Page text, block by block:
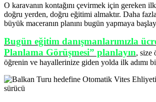
O karavanın kontağını çevirmek için gereken
doğru yerden, doğru eğitimi almaktır. Daha
büyük maceranın planını bugün yapmaya
Bugün eğitim danışmanlarımızla
Planlama Görüşmesi” planlayın, size
öğrenin ve hayallerinize giden yolda ilk adımı